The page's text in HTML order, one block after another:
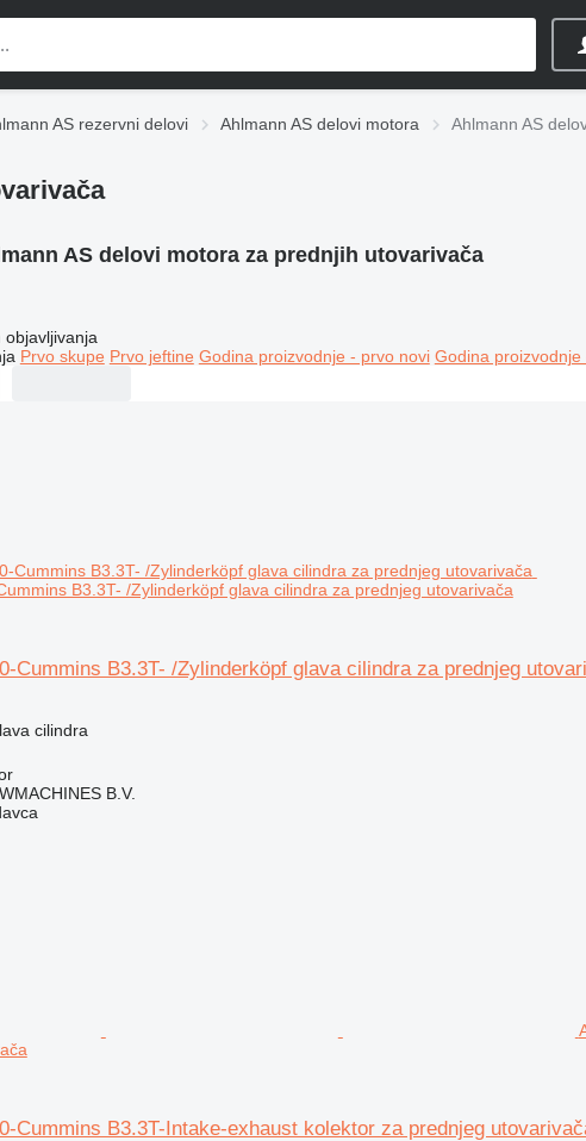
AS rezervni delovi Ahlmann AS delovi motora Ahlmann AS
AS delovi motora za prednjih utovarivača
objavljivanja
Prvo skupe Prvo jeftine Godina proizvodnje - prvo novi Godina proizvodnje
B3.3T- /Zylinderköpf glava cilindra za prednjeg utovarivača
Cummins B3.3T- /Zylinderköpf glava cilindra za prednjeg
cilindra
B.V.
Cummins B3.3T-Intake-exhaust kolektor za prednjeg